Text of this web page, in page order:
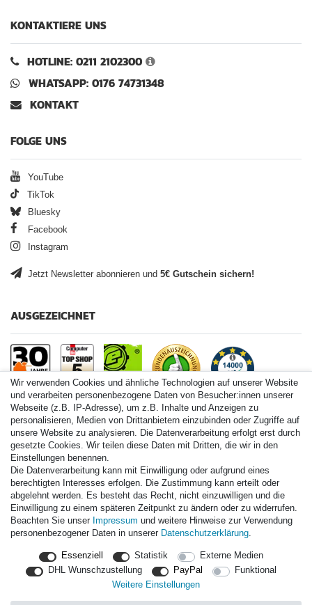
KONTAKTIERE UNS
HOTLINE: 0211 2102300
WHATSAPP: 0176 74731348
KONTAKT
FOLGE UNS
YouTube
TikTok
Bluesky
Facebook
Instagram
Jetzt Newsletter abonnieren und 5€ Gutschein sichern!
AUSGEZEICHNET
Paintball.de World
Paintball Shop International
Spares Shop North America
* Alle Preise inkl. ges. MwSt. zzgl. Versandkosten
Zahlungsarten
Versand
Durchschnittliche Bewertung von paintball.debei Trustami:
14.000
Bewertungen
Bewertungsgrundlage des Anbieters: 3 Verkaufs- und 3
Bewertungsplattformen
Wir verwenden Cookies und ähnliche Technologien auf unserer Website
und verarbeiten personenbezogene Daten von Besucher:innen unserer
Webseite (z.B. IP-Adresse), um z.B. Inhalte und Anzeigen zu
personalisieren, Medien von Drittanbietern einzubinden oder Zugriffe auf
unsere Website zu analysieren. Die Datenverarbeitung erfolgt erst durch
gesetzte Cookies. Wir teilen diese Daten mit Dritten, die wir in den
Einstellungen benennen.
Die Datenverarbeitung kann mit Einwilligung oder aufgrund eines
berechtigten Interesses erfolgen. Die Zustimmung kann erteilt oder
abgelehnt werden. Es besteht das Recht, nicht einzuwilligen und die
Einwilligung zu einem späteren Zeitpunkt zu ändern oder zu widerrufen.
Beachten Sie unser Impressum und weitere Hinweise zur Verwendung
personenbezogener Daten in unserer Daten­schutz­erklärung.
Essenziell Statistik
Externe Medien
DHL Wunschzustellung
PayPal
Funktional
Weitere Einstellungen